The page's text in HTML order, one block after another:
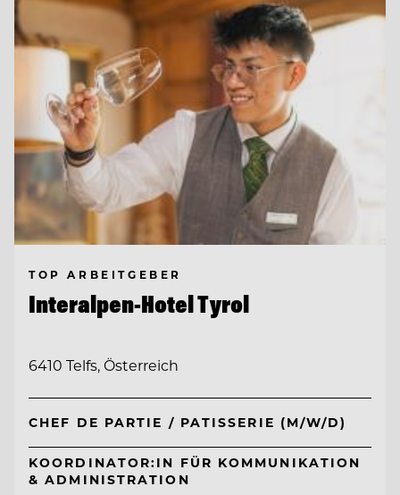
TOP ARBEITGEBER
Interalpen-Hotel Tyrol
6410 Telfs, Österreich
CHEF DE PARTIE / PATISSERIE (M/W/D)
KOORDINATOR:IN FÜR KOMMUNIKATION
& ADMINISTRATION